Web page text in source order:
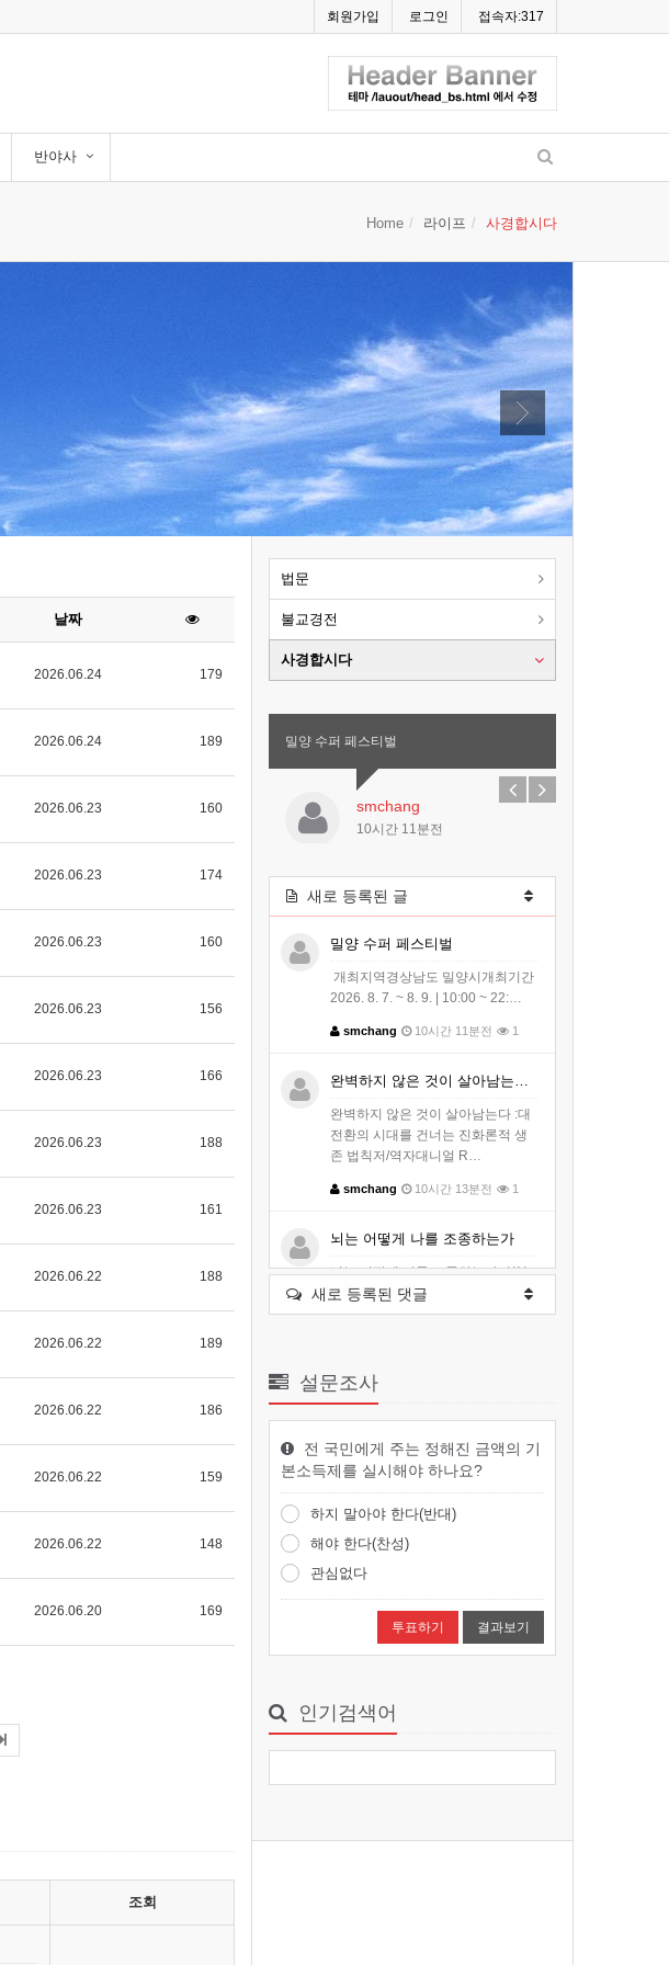
회원가입 로그인 접속자:317
반야사
Home 라이프 사경합시다
날짜
2026.06.24 179
2026.06.24 189
2026.06.23 160
2026.06.23 174
2026.06.23 160
2026.06.23 156
2026.06.23 166
2026.06.23 188
2026.06.23 161
2026.06.22 188
2026.06.22 189
2026.06.22 186
2026.06.22 159
2026.06.22 148
2026.06.20 169
조회
법문
불교경전
사경합시다
밀양 수퍼 페스티벌
smchang
10시간 11분전
새로 등록된 글
밀양 수퍼 페스티벌
개최지역경상남도 밀양시개최기간
2026. 8. 7. ~ 8. 9. | 10:00 ~ 22:…
smchang 10시간 11분전 1
완벽하지 않은 것이 살아남는다 :대전…
완벽하지 않은 것이 살아남는다 :대
전환의 시대를 건너는 진화론적 생
존 법칙저/역자대니얼 R…
smchang 10시간 13분전 1
뇌는 어떻게 나를 조종하는가
뇌는 어떻게 나를 조종하는가저/역
자크리스 나이바우어 지음 ｜ 김윤
종 옮김출판사클랩북스출판일…
놀이·명상·불교영화 체험대전파라
미타청소년협회는 8월4일부터…
두 함께 즐겁게 놀자!”동원사 여름캠
프광주 동원사(…
‘의문’총무원장 스님 …
새로 등록된 댓글
설문조사
전 국민에게 주는 정해진 금액의 기
본소득제를 실시해야 하나요?
하지 말아야 한다(반대)
해야 한다(찬성)
관심없다
결과보기
인기검색어